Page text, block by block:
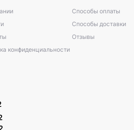
конфиденциальности
Способы оплаты
Способы доставки
Отзывы